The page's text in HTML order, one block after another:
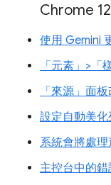
Chrome
使用 Gemini
「元素」>
「來源」面
設定自動美
系統會將處
主控台中的錯